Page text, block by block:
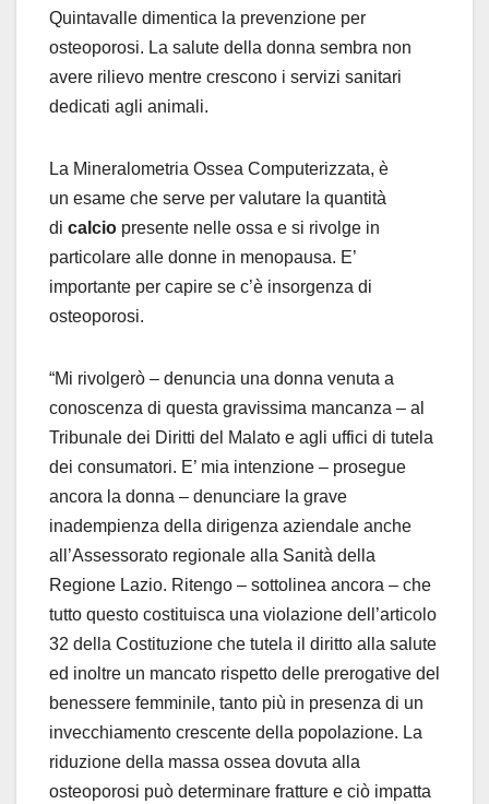
Quintavalle dimentica la prevenzione per
osteoporosi. La salute della donna sembra non
avere rilievo mentre crescono i servizi sanitari
dedicati agli animali.
La Mineralometria Ossea Computerizzata, è
un esame che serve per valutare la quantità
di calcio presente nelle ossa e si rivolge in
particolare alle donne in menopausa. E’
importante per capire se c’è insorgenza di
osteoporosi.
“Mi rivolgerò – denuncia una donna venuta a
conoscenza di questa gravissima mancanza – al
Tribunale dei Diritti del Malato e agli uffici di tutela
dei consumatori. E’ mia intenzione – prosegue
ancora la donna – denunciare la grave
inadempienza della dirigenza aziendale anche
all’Assessorato regionale alla Sanità della
Regione Lazio. Ritengo – sottolinea ancora – che
tutto questo costituisca una violazione dell’articolo
32 della Costituzione che tutela il diritto alla salute
ed inoltre un mancato rispetto delle prerogative del
benessere femminile, tanto più in presenza di un
invecchiamento crescente della popolazione. La
riduzione della massa ossea dovuta alla
osteoporosi può determinare fratture e ciò impatta